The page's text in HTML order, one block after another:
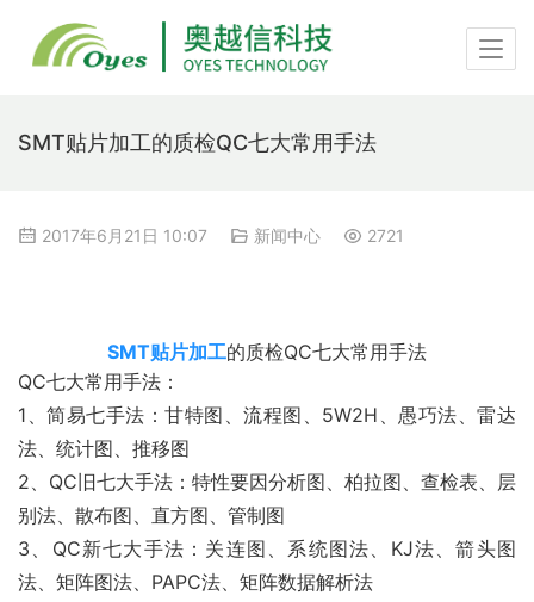
SMT贴片加工的质检QC七大常用手法
2017年6月21日 10:07 新闻中心 2721
SMT贴片加工的质检QC七大常用手法
QC七大常用手法：
1、简易七手法：甘特图、流程图、5W2H、愚巧法、雷达
法、统计图、推移图
2、QC旧七大手法：特性要因分析图、柏拉图、查检表、层
别法、散布图、直方图、管制图
3、QC新七大手法：关连图、系统图法、KJ法、箭头图
法、矩阵图法、PAPC法、矩阵数据解析法